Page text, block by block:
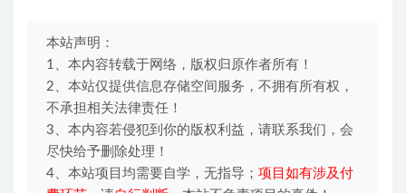
本站声明：
1、本内容转载于网络，版权归原作者所有！
2、本站仅提供信息存储空间服务，不拥有所有权，
不承担相关法律责任！
3、本内容若侵犯到你的版权利益，请联系我们，会
尽快给予删除处理！
4、本站项目均需要自学，无指导； 项目如有涉及付